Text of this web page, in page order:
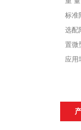
标准
选配
置微
应用